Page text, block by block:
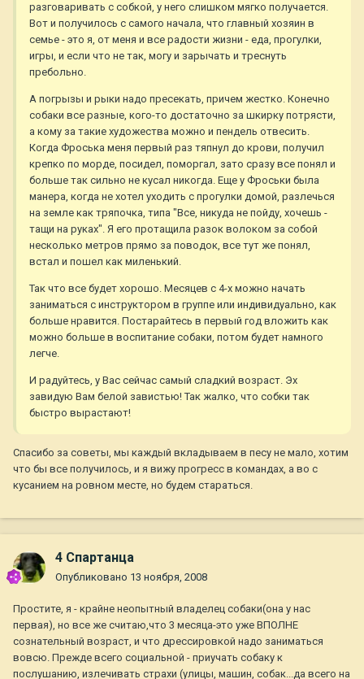
разговаривать с собкой, у него слишком мягко получается.
Вот и получилось с самого начала, что главный хозяин в
семье - это я, от меня и все радости жизни - еда, прогулки,
игры, и если что не так, могу и зарычать и треснуть
пребольно.
А погрызы и рыки надо пресекать, причем жестко. Конечно
собаки все разные, кого-то достаточно за шкирку потрясти,
а кому за такие художества можно и пендель отвесить.
Когда Фроська меня первый раз тяпнул до крови, получил
крепко по морде, посидел, поморгал, зато сразу все понял и
больше так сильно не кусал никогда. Еще у Фроськи была
манера, когда не хотел уходить с прогулки домой, разлечься
на земле как тряпочка, типа "Все, никуда не пойду, хочешь -
тащи на руках". Я его протащила разок волоком за собой
несколько метров прямо за поводок, все тут же понял,
встал и пошел как миленький.
Так что все будет хорошо. Месяцев с 4-х можно начать
заниматься с инструктором в группе или индивидуально, как
больше нравится. Постарайтесь в первый год вложить как
можно больше в воспитание собаки, потом будет намного
легче.
И радуйтесь, у Вас сейчас самый сладкий возраст. Эх
завидую Вам белой завистью! Так жалко, что собки так
быстро вырастают!
Спасибо за советы, мы каждый вкладываем в песу не мало, хотим
что бы все получилось, и я вижу прогресс в командах, а во с
кусанием на ровном месте, но будем стараться.
4 Спартанца
Опубликовано 13 ноября, 2008
Простите, я - крайне неопытный владелец собаки(она у нас
первая), но все же считаю,что 3 месяца-это уже ВПОЛНЕ
сознательный возраст, и что дрессировкой надо заниматься
вовсю. Прежде всего социальной - приучать собаку к
послушанию, излечивать страхи (улицы, машин, собак...да всего на